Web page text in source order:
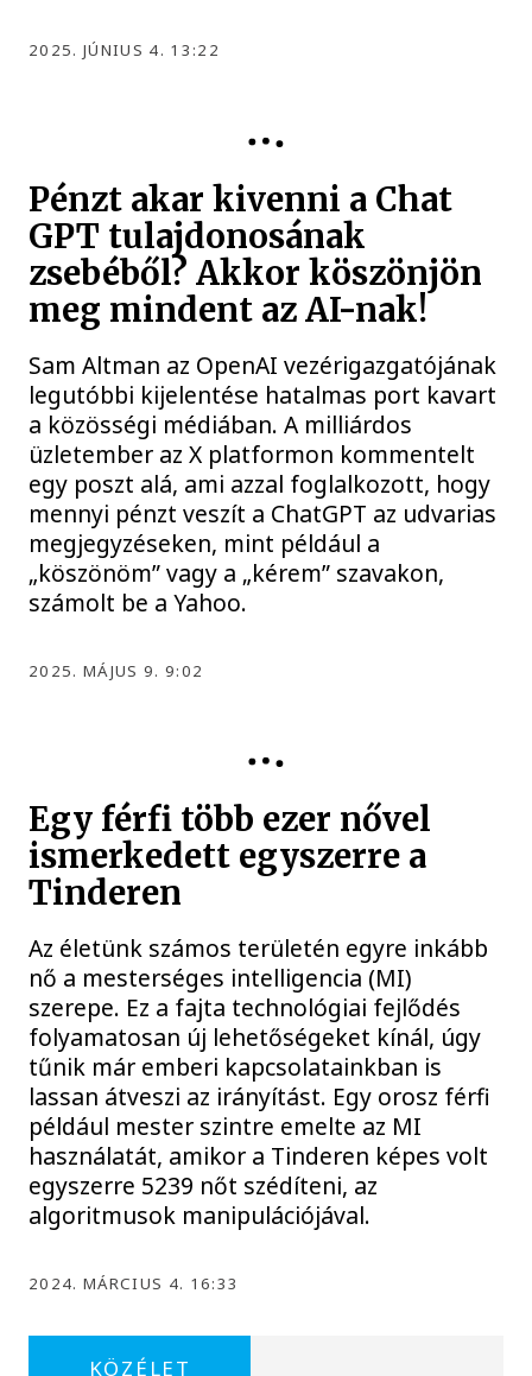
2025. JÚNIUS 4. 13:22
Pénzt akar kivenni a Chat
GPT tulajdonosának
zsebéből? Akkor köszönjön
meg mindent az AI-nak!
Sam Altman az OpenAI vezérigazgatójának
legutóbbi kijelentése hatalmas port kavart
a közösségi médiában. A milliárdos
üzletember az X platformon kommentelt
egy poszt alá, ami azzal foglalkozott, hogy
mennyi pénzt veszít a ChatGPT az udvarias
megjegyzéseken, mint például a
„köszönöm” vagy a „kérem” szavakon,
számolt be a Yahoo.
2025. MÁJUS 9. 9:02
Egy férfi több ezer nővel
ismerkedett egyszerre a
Tinderen
Az életünk számos területén egyre inkább
nő a mesterséges intelligencia (MI)
szerepe. Ez a fajta technológiai fejlődés
folyamatosan új lehetőségeket kínál, úgy
tűnik már emberi kapcsolatainkban is
lassan átveszi az irányítást. Egy orosz férfi
például mester szintre emelte az MI
használatát, amikor a Tinderen képes volt
egyszerre 5239 nőt szédíteni, az
algoritmusok manipulációjával.
2024. MÁRCIUS 4. 16:33
KÖZÉLET